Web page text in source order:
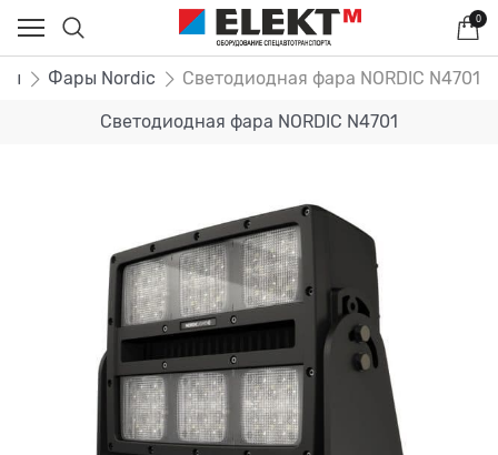
0
Фары Nordic Светодиодная фара NORDIC N4701
Светодиодная фара NORDIC N4701